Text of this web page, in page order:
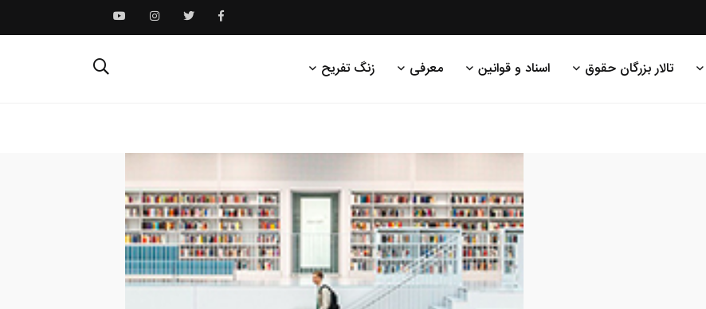
تالار بزرگان حقوق اسناد و قوانین معرفی زنگ تفریح